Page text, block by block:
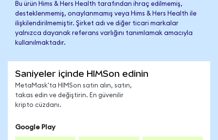
Bu ürün Hims & Hers Health tarafından ihraç edilmemiş,
desteklenmemiş, onaylanmamış veya Hims & Hers Health ile
ilişkilendirilmemiştir. Şirket adı ve diğer ticari markalar
yalnızca dayanak referans varlığını tanımlamak amacıyla
kullanılmaktadır.
Saniyeler içinde HIMSon edinin
MetaMask'ta HIMSon satın alın, satın,
takas edin ve değiştirin. En güvenilir
kripto cüzdanı.
Google Play